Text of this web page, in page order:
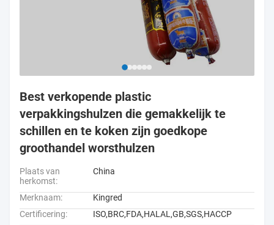
Best verkopende plastic
verpakkingshulzen die gemakkelijk te
schillen en te koken zijn goedkope
groothandel worsthulzen
Plaats van
herkomst:
China
Merknaam:
Kingred
Certificering:
ISO,BRC,FDA,HALAL,GB,SGS,HACCP